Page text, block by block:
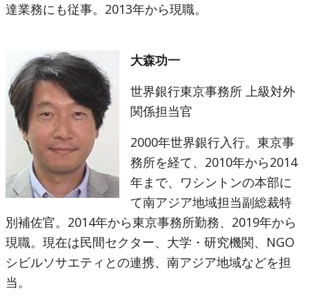
達業務にも従事。2013年から現職。
大森功一
世界銀行東京事務所 上級対外
関係担当官
2000年世界銀行入行。東京事
務所を経て、2010年から2014
年まで、ワシントンの本部に
て南アジア地域担当副総裁特
別補佐官。2014年から東京事務所勤務、2019年から
現職。現在は民間セクター、大学・研究機関、NGO
シビルソサエティとの連携、南アジア地域などを担
当。